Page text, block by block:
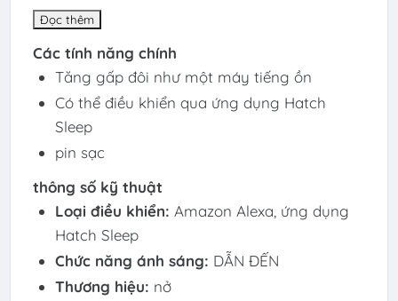
Đọc thêm
Các tính năng chính
Tăng gấp đôi như một máy tiếng ồn
Có thể điều khiển qua ứng dụng Hatch
Sleep
pin sạc
thông số kỹ thuật
Loại điều khiển: Amazon Alexa, ứng dụng
Hatch Sleep
Chức năng ánh sáng: DẪN ĐẾN
Thương hiệu: nở